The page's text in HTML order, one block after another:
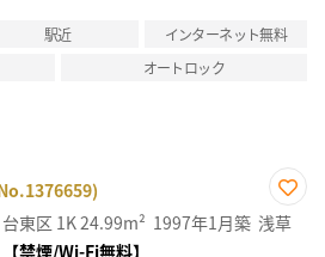
駅近
インターネット無料
オートロック
お気
に入
台東区 1K24.99m² 1997年1月築 浅草
【禁煙/Wi-Fi無料】